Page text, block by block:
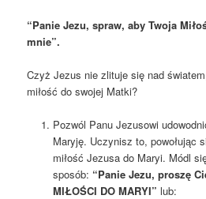
“Panie Jezu, spraw, aby Twoja
mnie”.
Czyż Jezus nie zlituje się nad
miłość do swojej Matki?
Pozwól Panu Jezusowi
Maryję. Uczynisz to, powołując
miłość Jezusa do Maryi. Módl
sposób: “Panie Jezu, proszę
MIŁOŚCI DO MARYI” lub: